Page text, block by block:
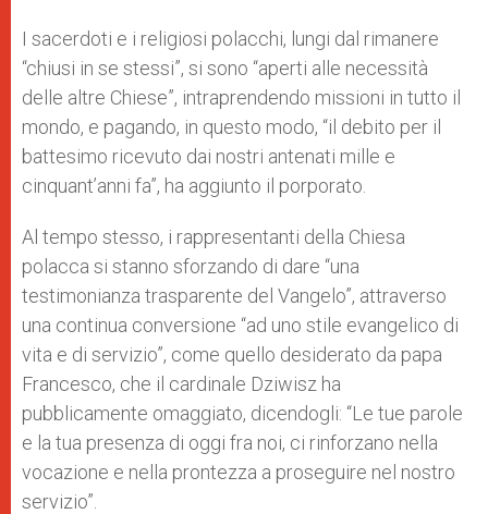
I sacerdoti e i religiosi polacchi, lungi dal rimanere
“chiusi in se stessi”, si sono “aperti alle necessità
delle altre Chiese”, intraprendendo missioni in tutto il
mondo, e pagando, in questo modo, “il debito per il
battesimo ricevuto dai nostri antenati mille e
cinquant’anni fa”, ha aggiunto il porporato.
Al tempo stesso, i rappresentanti della Chiesa
polacca si stanno sforzando di dare “una
testimonianza trasparente del Vangelo”, attraverso
una continua conversione “ad uno stile evangelico di
vita e di servizio”, come quello desiderato da papa
Francesco, che il cardinale Dziwisz ha
pubblicamente omaggiato, dicendogli: “Le tue parole
e la tua presenza di oggi fra noi, ci rinforzano nella
vocazione e nella prontezza a proseguire nel nostro
servizio”.